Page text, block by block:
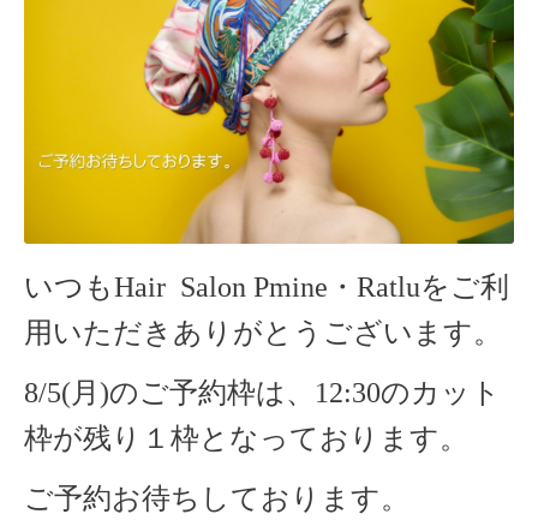
いつもHair Salon Pmine・Ratluをご利
用いただきありがとうございます。
8/5(月)のご予約枠は、12:30のカット
枠が残り１枠となっております。
ご予約お待ちしております。